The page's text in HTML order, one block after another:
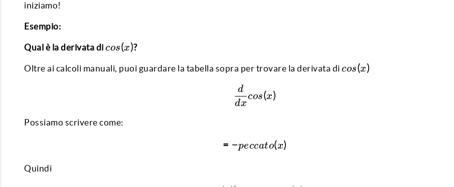
iniziamo!
Esempio:
Qual è la derivata di cos
cos(x)?
Oltre ai calcoli manuali, puoi guardare la tabella sopra per trovare la derivata di cos(x)
cos(x)
\frac {d} {dx} cos (x)
dx
d
cos(x)
Possiamo scrivere come:
= -peccato(x)
= −peccato(x)
Quindi